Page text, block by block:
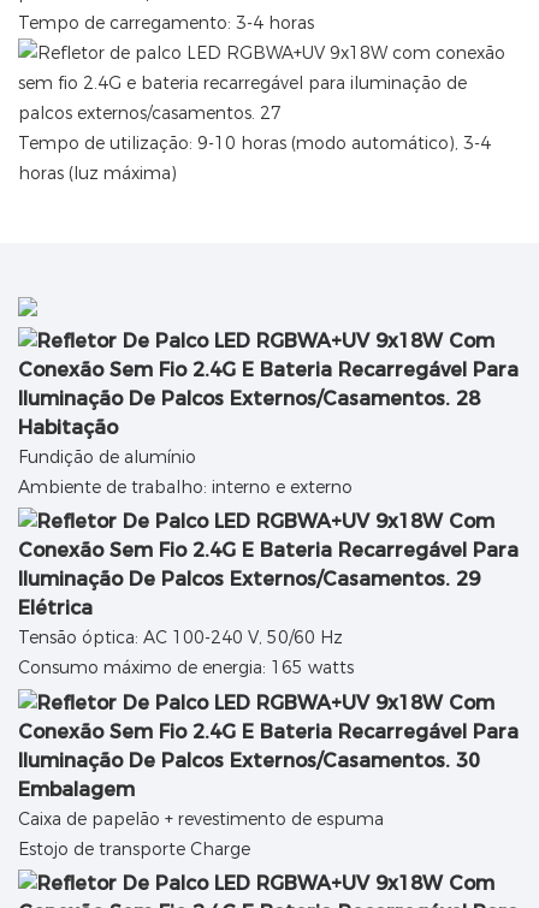
Tempo de carregamento: 3-4 horas
Tempo de utilização: 9-10 horas (modo automático), 3-4
horas (luz máxima)
Habitação
Fundição de alumínio
Ambiente de trabalho: interno e externo
Elétrica
Tensão óptica: AC 100-240 V, 50/60 Hz
Consumo máximo de energia: 165 watts
Embalagem
Caixa de papelão + revestimento de espuma
Estojo de transporte Charge